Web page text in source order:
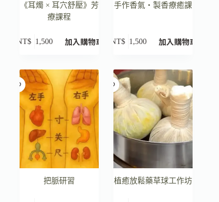
《耳燭 × 耳穴舒壓》芳
療課程
NT$ 1,500 加入購物車
手作香氣・製香療癒課
NT$ 1,500 加入購物車
把脈研習 植癒放鬆藥草球工作坊